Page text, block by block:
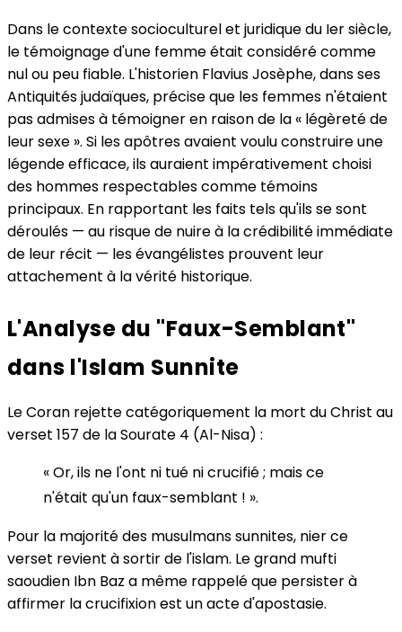
Dans le contexte socioculturel et juridique du Ier siècle,
le témoignage d'une femme était considéré comme
nul ou peu fiable. L'historien Flavius Josèphe, dans ses
Antiquités judaïques, précise que les femmes n'étaient
pas admises à témoigner en raison de la « légèreté de
leur sexe ». Si les apôtres avaient voulu construire une
légende efficace, ils auraient impérativement choisi
des hommes respectables comme témoins
principaux. En rapportant les faits tels qu'ils se sont
déroulés — au risque de nuire à la crédibilité immédiate
de leur récit — les évangélistes prouvent leur
attachement à la vérité historique.
L'Analyse du "Faux-Semblant"
dans l'Islam Sunnite
Le Coran rejette catégoriquement la mort du Christ au
verset 157 de la Sourate 4 (Al-Nisa) :
« Or, ils ne l'ont ni tué ni crucifié ; mais ce
n'était qu'un faux-semblant ! ».
Pour la majorité des musulmans sunnites, nier ce
verset revient à sortir de l'islam. Le grand mufti
saoudien Ibn Baz a même rappelé que persister à
affirmer la crucifixion est un acte d'apostasie.